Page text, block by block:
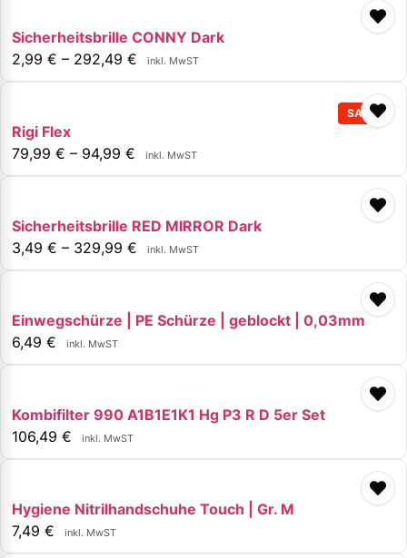
Sicherheitsbrille CONNY Dark
2,99 € – 292,49 € inkl. MwST
Rigi Flex
79,99 € – 94,99 € inkl. MwST
Sicherheitsbrille RED MIRROR Dark
3,49 € – 329,99 € inkl. MwST
Einwegschürze | PE Schürze | geblockt | 0,03mm
6,49 € inkl. MwST
Kombifilter 990 A1B1E1K1 Hg P3 R D 5er Set
106,49 € inkl. MwST
Hygiene Nitrilhandschuhe Touch | Gr. M
7,49 € inkl. MwST